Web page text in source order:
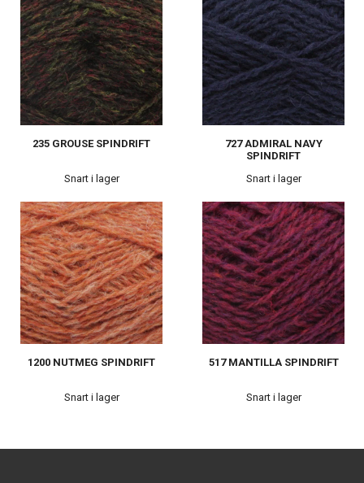
235 GROUSE SPINDRIFT
Snart i lager
727 ADMIRAL NAVY
SPINDRIFT
Snart i lager
1200 NUTMEG SPINDRIFT
Snart i lager
517 MANTILLA SPINDRIFT
Snart i lager